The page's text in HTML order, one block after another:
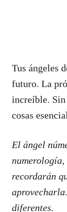
Tus ángeles
futuro. La
increíble. Sin
cosas
El ángel
recordarán
diferentes.